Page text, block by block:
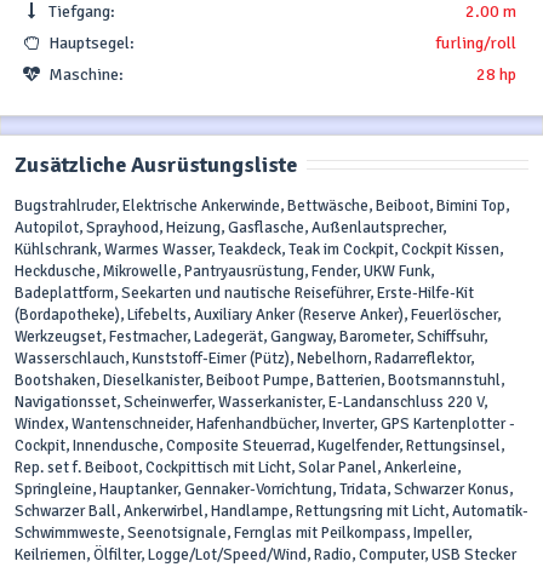
Tiefgang:
2.00 m
Hauptsegel:
furling/roll
Maschine:
28 hp
Zusätzliche Ausrüstungsliste
Bugstrahlruder, Elektrische Ankerwinde, Bettwäsche, Beiboot, Bimini Top,
Autopilot, Sprayhood, Heizung, Gasflasche, Außenlautsprecher,
Kühlschrank, Warmes Wasser, Teakdeck, Teak im Cockpit, Cockpit Kissen,
Heckdusche, Mikrowelle, Pantryausrüstung, Fender, UKW Funk,
Badeplattform, Seekarten und nautische Reiseführer, Erste-Hilfe-Kit
(Bordapotheke), Lifebelts, Auxiliary Anker (Reserve Anker), Feuerlöscher,
Werkzeugset, Festmacher, Ladegerät, Gangway, Barometer, Schiffsuhr,
Wasserschlauch, Kunststoff-Eimer (Pütz), Nebelhorn, Radarreflektor,
Bootshaken, Dieselkanister, Beiboot Pumpe, Batterien, Bootsmannstuhl,
Navigationsset, Scheinwerfer, Wasserkanister, E-Landanschluss 220 V,
Windex, Wantenschneider, Hafenhandbücher, Inverter, GPS Kartenplotter -
Cockpit, Innendusche, Composite Steuerrad, Kugelfender, Rettungsinsel,
Rep. set f. Beiboot, Cockpittisch mit Licht, Solar Panel, Ankerleine,
Springleine, Hauptanker, Gennaker-Vorrichtung, Tridata, Schwarzer Konus,
Schwarzer Ball, Ankerwirbel, Handlampe, Rettungsring mit Licht, Automatik-
Schwimmweste, Seenotsignale, Fernglas mit Peilkompass, Impeller,
Keilriemen, Ölfilter, Logge/Lot/Speed/Wind, Radio, Computer, USB Stecker